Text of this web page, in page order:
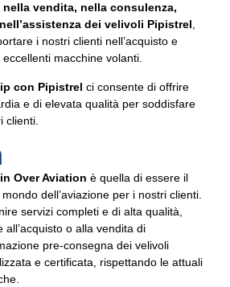
vendita, nella consulenza,
dei velivoli Pipistrel,
i nostri clienti nell’acquisto e
eccellenti macchine volanti.
con Pipistrel ci consente di offrire
e di elevata qualità per soddisfare
clienti.
Over Aviation è quella di essere il
dell’aviazione per i nostri clienti.
servizi completi e di alta qualità,
all’acquisto o alla vendita di
pre-consegna dei velivoli
e certificata, rispettando le attuali